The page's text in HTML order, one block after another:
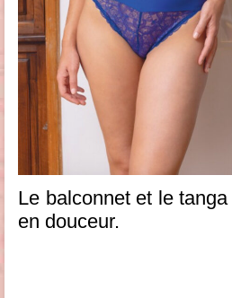
Le balconnet et le
en douceur.